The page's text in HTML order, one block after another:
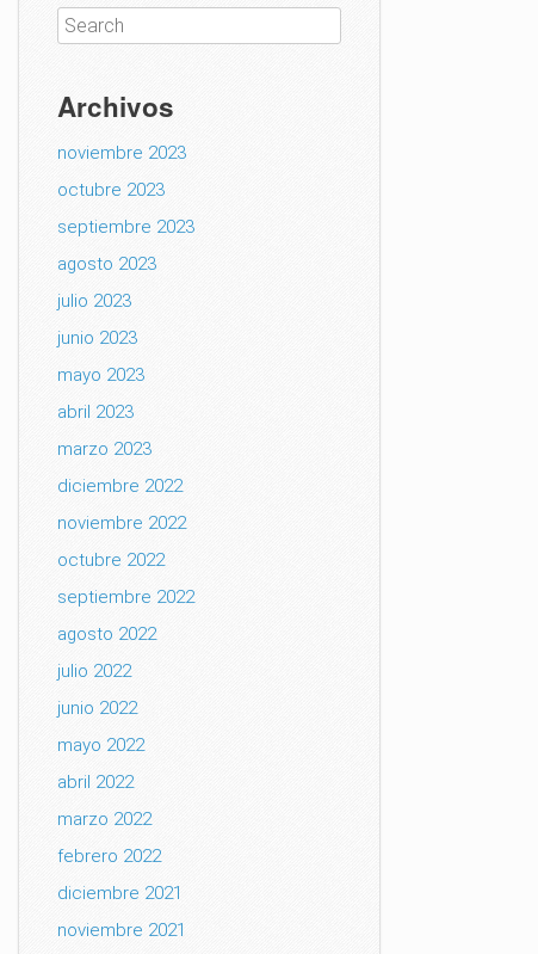
Archivos
noviembre 2023
octubre 2023
septiembre 2023
agosto 2023
julio 2023
junio 2023
mayo 2023
abril 2023
marzo 2023
diciembre 2022
noviembre 2022
octubre 2022
septiembre 2022
agosto 2022
julio 2022
junio 2022
mayo 2022
abril 2022
marzo 2022
febrero 2022
diciembre 2021
noviembre 2021